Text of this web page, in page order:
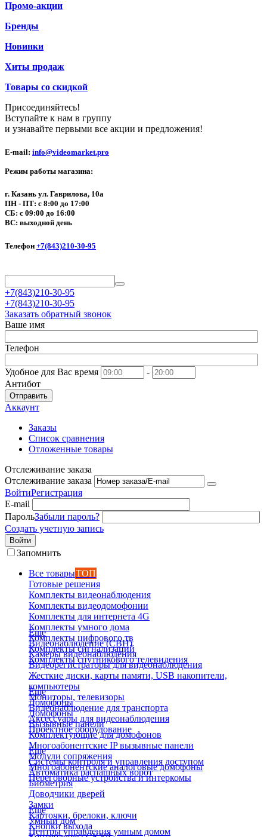
Промо-акции
Бренды
Новинки
Хиты продаж
Товары со скидкой
Присоединяйтесь!
Вступайте к нам в группу
и узнавайте первыми все акции и предложения!
E-mail: info@videomarket.pro
Режим работы магазина:
г. Казань ул. Гаврилова, 10а
ПН - ПТ: с 8:00 до 17:00
СБ: с 09:00 до 16:00
ВС: выходной день
Телефон +7(843)210-30-95
+7(843)210-30-95
+7(843)210-30-95
Заказать обратный звонок
Ваше имя
Телефон
Удобное для Вас время
-
Антибот
Отправить
Аккаунт
Заказы
Список сравнения
Отложенные товары
Отслеживание заказа
Отслеживание заказа
ВойтиРегистрация
E-mail
ПарольЗабыли пароль?
Создать учетную запись
Войти
Запомнить
Все товарыТОП
Готовые решения
Комплекты видеонаблюдения
Комплекты видеодомофонии
Комплекты для интернета 4G
Комплекты умного дома
Комплекты цифрового тв
Комплекты сигнализаций
Комплекты спутникового телевидения
Еще
Видеонаблюдение (СВН)
Камеры видеонаблюдения
Видеорегистраторы для видеонаблюдения
Жесткие диски, карты памяти, USB накопители,
компьютеры
Мониторы, телевизоры
Видеонаблюдение для транспорта
Аксессуары для видеонаблюдения
Проектное оборудование
Еще
Домофоны
Домофоны
Вызывные панели
Комплектующие для домофонов
Многоабонентские IP вызывные панели
Модули сопряжения
Многоабонентские аналоговые домофоны
Переговорные устройства и интеркомы
Еще
Системы контроля и управления доступом
Автоматика распашных ворот
Биометрия
Доводчики дверей
Замки
Карточки, брелоки, ключи
Кнопки выхода
Еще
Умный дом
Центры управления умным домом